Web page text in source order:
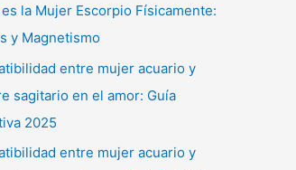
la Mujer Escorpio Físicamente:
y Magnetismo
entre mujer acuario y
sagitario en el amor: Guía
2025
entre mujer acuario y